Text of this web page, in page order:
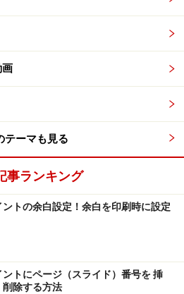
ックすると、言語の一覧が表示
と「字幕の言語」では表示される
ューの「下部（重ねて表示）」
スライドの下」「スライドの
ます。
らない位置に字幕を表示しよう
「その他の設定」をクリックす
示され、字幕のフォントやサイ
画
テーマも見る
事ランキング
トの余白設定！余白を印刷時に設定
トにページ（スライド）番号を 挿
削除する方法